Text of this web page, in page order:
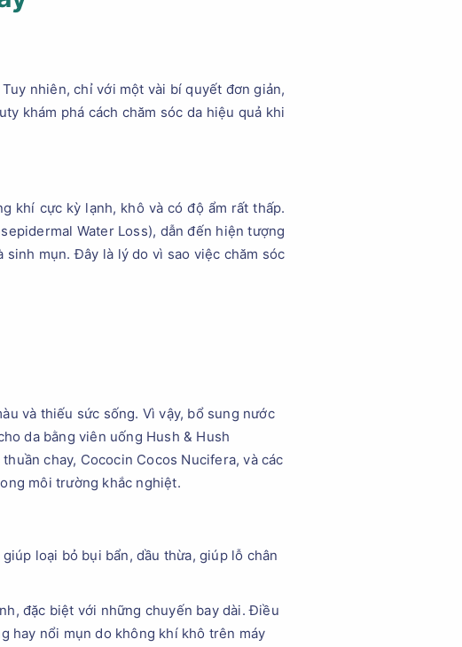
nhiên, chỉ với một vài bí quyết đơn giản,
khám phá cách chăm sóc da hiệu quả khi
khí cực kỳ lạnh, khô và có độ ẩm rất thấp.
Water Loss), dẫn đến hiện tượng
mụn. Đây là lý do vì sao việc chăm sóc
và thiếu sức sống. Vì vậy, bổ sung nước
da bằng viên uống Hush & Hush
chay, Cococin Cocos Nucifera, và các
môi trường khắc nghiệt.
loại bỏ bụi bẩn, dầu thừa, giúp lỗ chân
đặc biệt với những chuyến bay dài. Điều
hay nổi mụn do không khí khô trên máy